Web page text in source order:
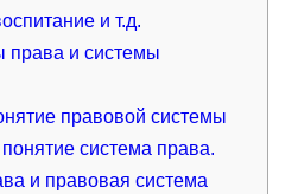
и т.д.
права и системы
правовой системы
система права.
и правовая система